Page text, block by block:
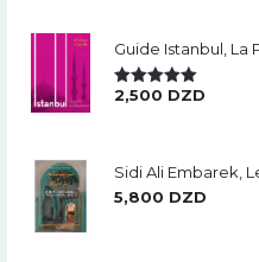
Note5.00
2,500 DZD
5,800 DZD